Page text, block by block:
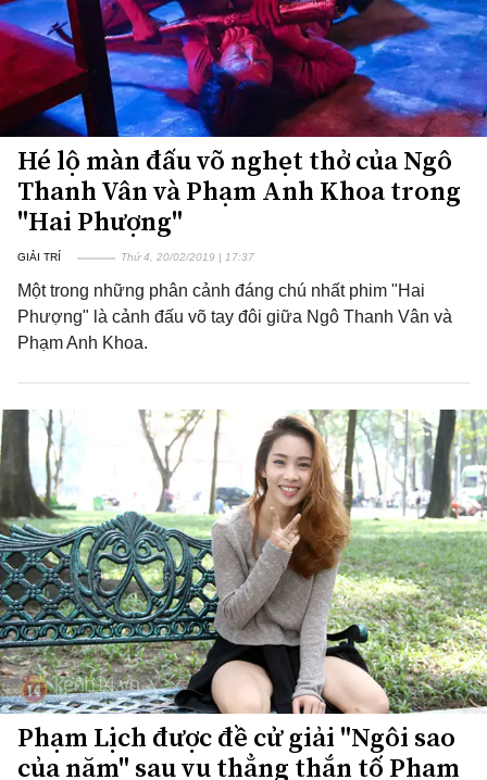
Hé lộ màn đấu võ nghẹt thở của Ngô
Thanh Vân và Phạm Anh Khoa trong
"Hai Phượng"
GIẢI TRÍ Thứ 4, 20/02/2019 | 17:37
Một trong những phân cảnh đáng chú nhất phim "Hai
Phượng" là cảnh đấu võ tay đôi giữa Ngô Thanh Vân và
Phạm Anh Khoa.
Phạm Lịch được đề cử giải "Ngôi sao
của năm" sau vụ thẳng thắn tố Phạm